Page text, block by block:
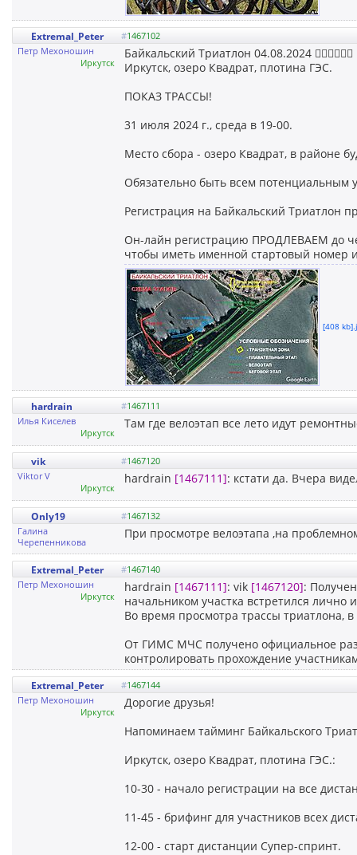
Extremal_Peter #1467102
Петр Мехоношин
Иркутск
Байкальский Триатлон 04.08.2024 🏊‍♂️🚴‍♂️🏃‍♀️
Иркутск, озеро Квадрат, плотина ГЭС.
ПОКАЗ ТРАССЫ!
31 июля 2024 г., среда в 19-00.
Место сбора - озеро Квадрат, в районе
Обязательно быть всем потенциальным
Регистрация на Байкальский Триатлон
Он-лайн регистрацию ПРОДЛЕВАЕМ до
чтобы иметь именной стартовый номер
[408
hardrain #1467111
Илья Киселев
Иркутск
Там где велоэтап все лето идут
vik #1467120
Viktor V
Иркутск
hardrain [1467111]: кстати да. Вчера
Only19 #1467132
Галина
Черепенникова
При просмотре велоэтапа ,на
Extremal_Peter #1467140
Петр Мехоношин
Иркутск
hardrain [1467111]: vik [1467120]:
начальником участка встретился лично
Во время просмотра трассы триатлона,
От ГИМС МЧС получено официальное
контролировать прохождение
Extremal_Peter #1467144
Петр Мехоношин
Иркутск
Дорогие друзья!
Напоминаем тайминг Байкальского
Иркутск, озеро Квадрат, плотина ГЭС.:
10-30 - начало регистрации на все
11-45 - брифинг для участников всех
12-00 - старт дистанции Супер-спринт.